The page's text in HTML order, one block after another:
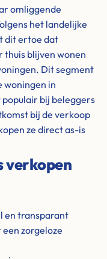
omliggende
het landelijke
dit ertoe dat
thuis blijven wonen
Dit segment
woningen in
populair bij beleggers
bij de verkoop
ze direct as-is
verkopen
en transparant
zorgeloze